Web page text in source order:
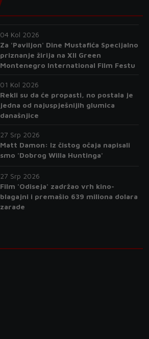
04 Kol 2026
Za 'Paviljon' Dine Mustafića Specijalno
priznanje žirija na XII Green
Montenegro International Film Festu
01 Kol 2026
Rekli su da će propasti, no postala je
jedna od najuspješnijih glumica
današnjice
27 Srp 2026
Matt Damon: Iz čistog očaja napisali
smo 'Dobrog Willa Huntinga'
27 Srp 2026
Film 'Odiseja' zadržao vrh kino-
blagajni i premašio 639 miliona dolara
zarade